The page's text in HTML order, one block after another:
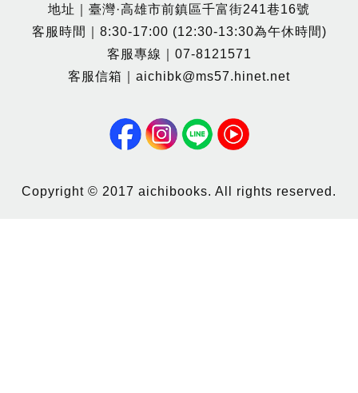
地址｜臺灣·高雄市前鎮區千富街241巷16號
客服時間｜8:30-17:00 (12:30-13:30為午休時間)
客服專線｜07-8121571
客服信箱｜aichibk@ms57.hinet.net
Copyright © 2017 aichibooks. All rights reserved.